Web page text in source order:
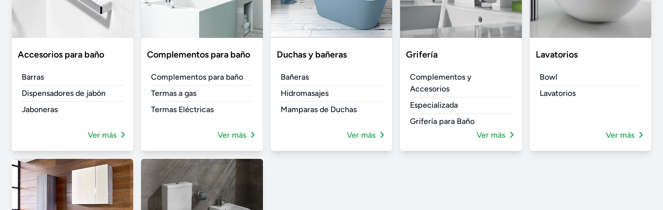
Accesorios para baño
Barras
Dispensadores de jabón
Jaboneras
Ver más
Complementos para baño
Complementos para baño
Termas a gas
Termas Eléctricas
Ver más
Duchas y bañeras
Bañeras
Hidromasajes
Mamparas de Duchas
Ver más
Grifería
Complementos y
Accesorios
Especializada
Grifería para Baño
Ver más
Lavatorios
Bowl
Lavatorios
Ver más